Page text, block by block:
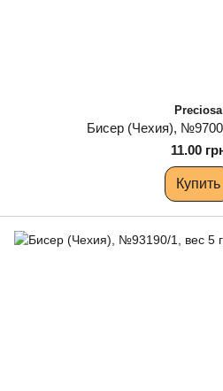
Preciosa
Бисер (Чехия),
11.00
Купить